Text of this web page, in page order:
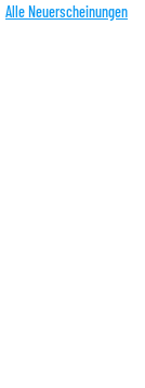
Alle Neuerscheinungen